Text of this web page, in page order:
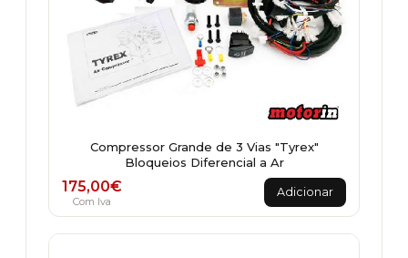
Compressor Grande de 3 Vias "Tyrex"
Bloqueios Diferencial a Ar
175,00€
Com Iva
Adicionar